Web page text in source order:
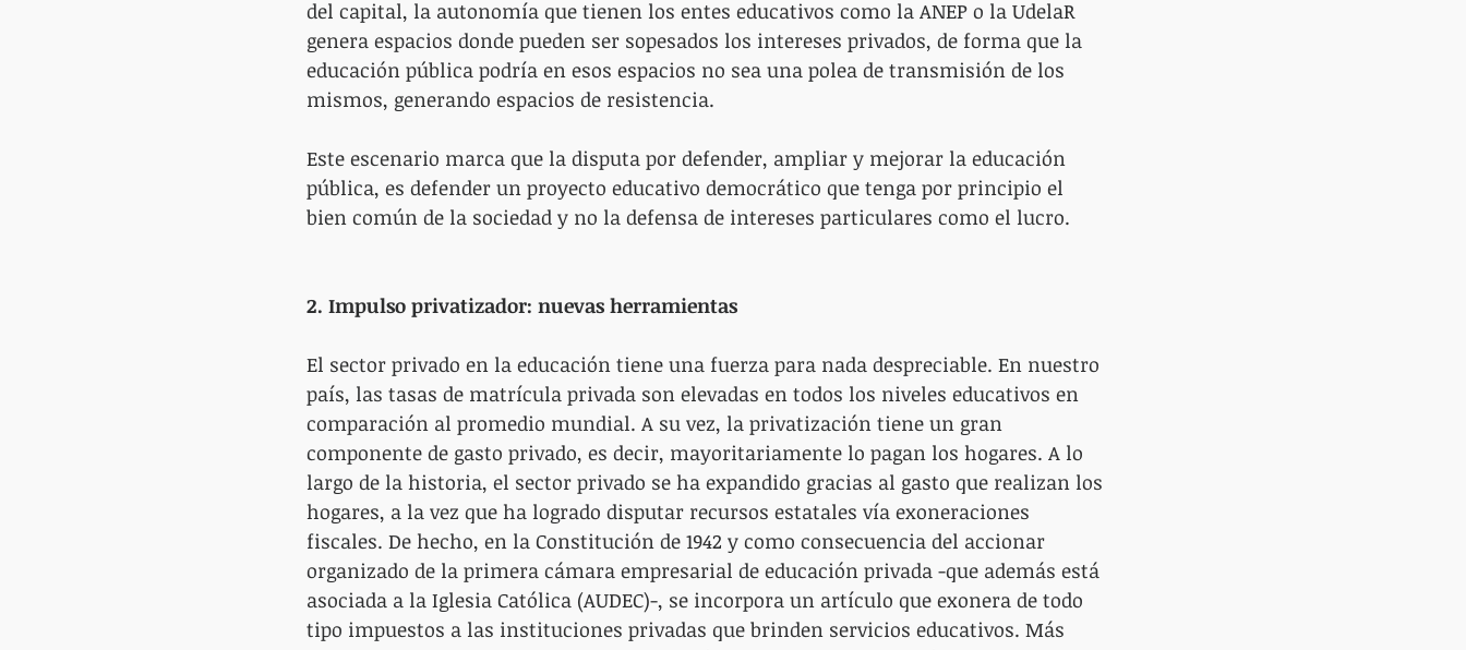
del capital, la autonomía que tienen los entes educativos como la ANEP o la UdelaR
genera espacios donde pueden ser sopesados los intereses privados, de forma que la
educación pública podría en esos espacios no sea una polea de transmisión de los
mismos, generando espacios de resistencia.
Este escenario marca que la disputa por defender, ampliar y mejorar la educación
pública, es defender un proyecto educativo democrático que tenga por principio el
bien común de la sociedad y no la defensa de intereses particulares como el lucro.
2. Impulso privatizador: nuevas herramientas
El sector privado en la educación tiene una fuerza para nada despreciable. En nuestro
país, las tasas de matrícula privada son elevadas en todos los niveles educativos en
comparación al promedio mundial. A su vez, la privatización tiene un gran
componente de gasto privado, es decir, mayoritariamente lo pagan los hogares. A lo
largo de la historia, el sector privado se ha expandido gracias al gasto que realizan los
hogares, a la vez que ha logrado disputar recursos estatales vía exoneraciones
fiscales. De hecho, en la Constitución de 1942 y como consecuencia del accionar
organizado de la primera cámara empresarial de educación privada -que además está
asociada a la Iglesia Católica (AUDEC)-, se incorpora un artículo que exonera de todo
tipo impuestos a las instituciones privadas que brinden servicios educativos. Más